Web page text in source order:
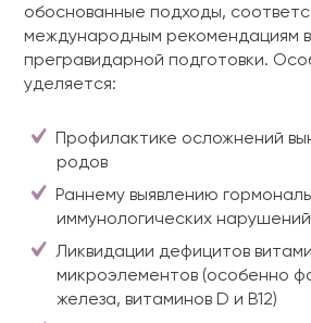
обоснованные подходы,
международным рекомендациям
прегравидарной подготовки.
уделяется:
Профилактике осложнений
родов
Раннему выявлению
иммунологических нарушений
Ликвидации дефицитов
микроэлементов (особенно
железа, витаминов D и B12)